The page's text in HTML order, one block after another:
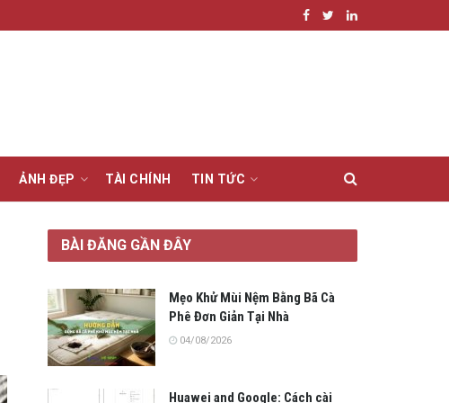
ẢNH ĐẸP TÀI CHÍNH TIN TỨC
BÀI ĐĂNG GẦN ĐÂY
Mẹo Khử Mùi Nệm Bằng Bã Cà
Phê Đơn Giản Tại Nhà
04/08/2026
Huawei and Google: Cách cài